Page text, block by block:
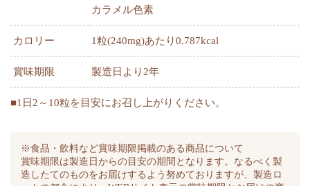
カラメル色素
カロリー 1粒(240mg)あたり0.787kcal
賞味期限 製造日より2年
■1日2～10粒を目安にお召し上がりください。
※食品・飲料など賞味期限掲載のある商品について
賞味期限は製造日からの目安の期間となります。なるべく製
造したてのものをお届けするよう努めておりますが、製造ロ